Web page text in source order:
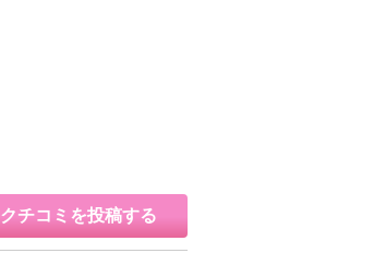
クチコミを投稿する